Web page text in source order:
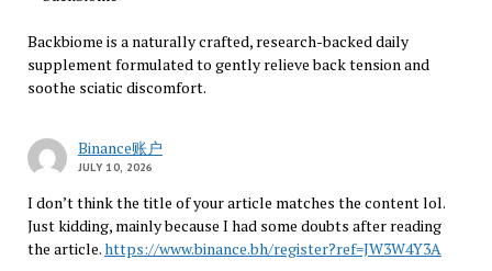
Backbiome is a naturally crafted, research-backed daily
supplement formulated to gently relieve back tension and
soothe sciatic discomfort.
Binance账户
JULY 10, 2026
I don’t think the title of your article matches the content lol.
Just kidding, mainly because I had some doubts after reading
the article.https://www.binance.bh/register?ref=JW3W4Y3A